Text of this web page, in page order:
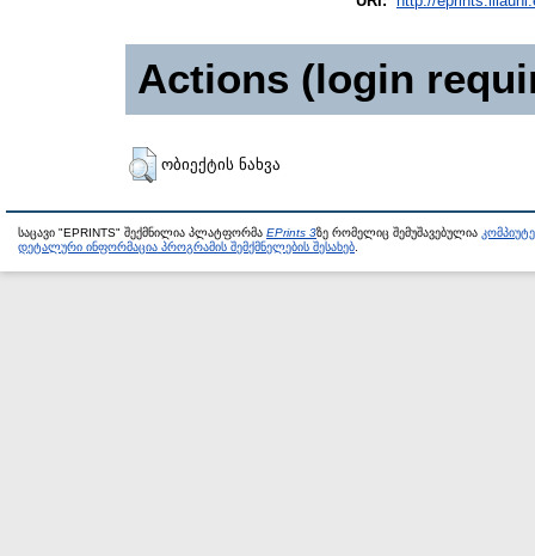
Actions (login
ობიექტის ნახვა
საცავი "EPRINTS" შექმნილია პლატფორმა EPrints 3ზე რომელიც შემუშავებულია
დეტალური ინფორმაცია პროგრამის შემქმნელების შესახებ.